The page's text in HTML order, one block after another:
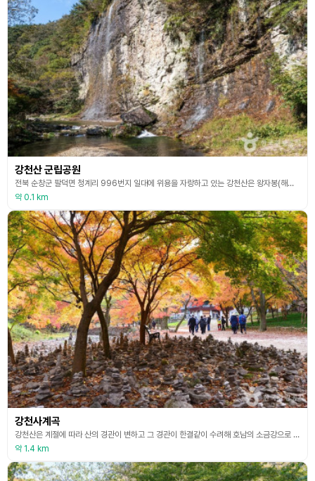
강천산 군립공원
전북 순창군 팔덕면 청계리 996번지 일대에 위용을 자랑하고 있는 강천산은 왕자봉(해발583.7m)과 광덕산 선녀봉(해발578m)을 비롯하여 산성산 연대봉(해발603m)을 중심으로 세 개의 산 사이로 병풍을 둘러치듯이 남록과 북록으로 나뉘어 작은 협곡을 이루고 있으며, 사방이 모두 바위산으로 빼어난 아름다움을 간직한 자랑스러운 산이다. 골짜기마다 단단한 암반 위로 깨끗하고 맑은 물이 샘처럼 솟아 흐른다하여 강천이라 불렀고 그 주변의 모든 산을 강천산이라
약 0.1 km
강천사계곡
강천산은 계절에 따라 산의 경관이 변하고 그 경관이 한결같이 수려해 호남의 소금강으로 불린다. 산입구에서 시작되는 두 개의 산줄기를 사이에 두고 약 ㎞나 뻗은 계곡을 따라가다 보면 기암괴석과 크고 검은 못, 자연폭포가 엇갈리면서 주변의 수림과 조화를 이루어 절경을 연출한다. 또한 강천산의 자랑인 아기단풍이 붉게 물들어 만산홍엽을 이룬다. 매표소에서 강천사까지 이어진 계곡은 경사도 완만해 거닐기도 좋고 중간중간 계류에 발을 담그고 쉴 수 있는 공간도 많다
약 1.4 km